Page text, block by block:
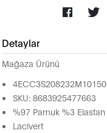
Detaylar
Mağaza Ürünü
4ECC3S208232M10150
SKU: 8683925477663
%97 Pamuk %3 Elastan
Lacivert